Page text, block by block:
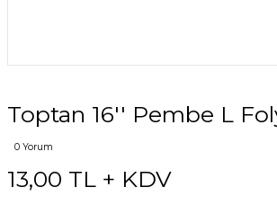
Toptan 16'' Pembe L
0 Yorum
13,00 TL + KDV